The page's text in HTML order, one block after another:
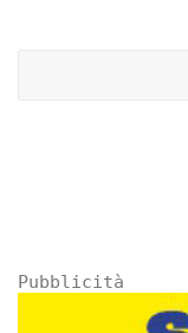
Pubblicità